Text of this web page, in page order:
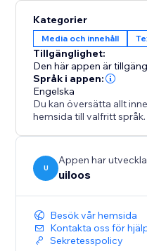
Kategorier
Media och innehåll
Tillgänglighet:
Den här appen är
Språk i appen:
Engelska
Du kan översätta allt
hemsida till valfritt språk.
U
Appen har
uiloos
Besök vår hemsida
Kontakta oss för
Sekretesspolicy